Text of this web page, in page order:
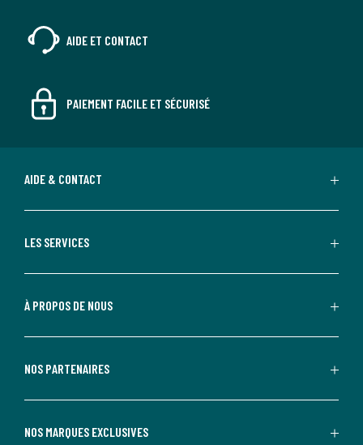
AIDE ET CONTACT
PAIEMENT FACILE ET SÉCURISÉ
AIDE & CONTACT
LES SERVICES
À PROPOS DE NOUS
NOS PARTENAIRES
NOS MARQUES EXCLUSIVES